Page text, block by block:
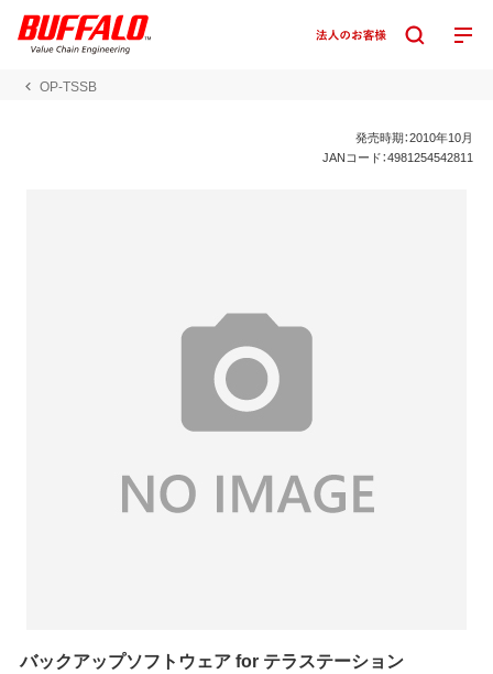
OP-TSSB
発売時期：2010年10月
JANコード：4981254542811
バックアップソフトウェア for テラステーション